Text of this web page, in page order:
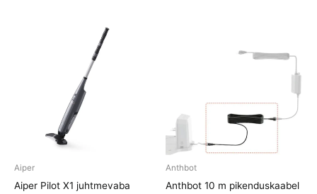
Aiper
Aiper Pilot X1 juhtmevaba
Anthbot
Anthbot 10 m pikenduskaabel